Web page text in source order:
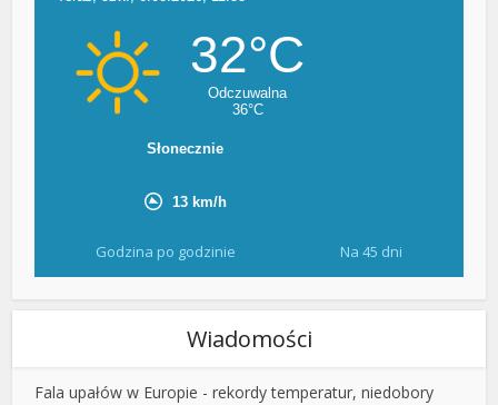
Godzina po godzinie Na 45 dni
Wiadomości
Fala upałów w Europie - rekordy temperatur, niedobory